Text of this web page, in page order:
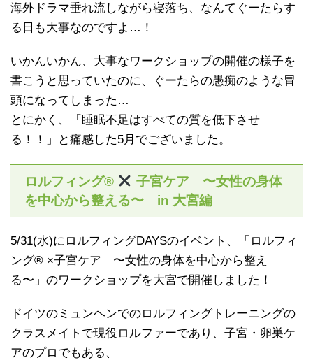
海外ドラマ垂れ流しながら寝落ち、なんてぐーたらす
る日も大事なのですよ…！
いかんいかん、大事なワークショップの開催の様子を
書こうと思っていたのに、ぐーたらの愚痴のような冒
頭になってしまった…
とにかく、「睡眠不足はすべての質を低下させ
る！！」と痛感した5月でございました。
ロルフィング®︎
子宮ケア 〜女性の身体
を中心から整える〜 in 大宮編
5/31(水)にロルフィングDAYSのイベント、「ロルフィ
ング®︎ ×子宮ケア 〜女性の身体を中心から整え
る〜」のワークショップを大宮で開催しました！
ドイツのミュンヘンでのロルフィングトレーニングの
クラスメイトで現役ロルファーであり、子宮・卵巣ケ
アのプロでもある、